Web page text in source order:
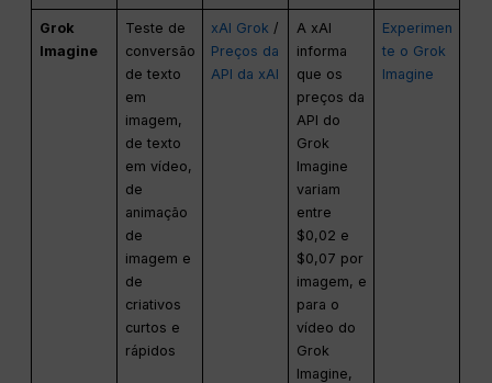
Grok
Imagine
Teste de
conversão
de texto
em
imagem,
de texto
em vídeo,
de
animação
de
imagem e
de
criativos
curtos e
rápidos
xAI Grok /
Preços da
API da xAI
A xAI
informa
que os
preços da
API do
Grok
Imagine
variam
entre
$0,02 e
$0,07 por
imagem, e
para o
vídeo do
Grok
Imagine,
Experimen
te o Grok
Imagine